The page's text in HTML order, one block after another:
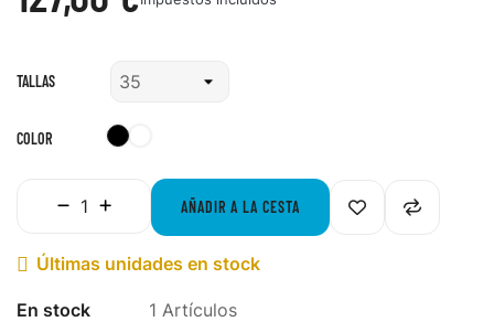
TALLAS
COLOR Negro
AÑADIR A LA CESTA
 Últimas unidades en stock
En stock
1 Artículos